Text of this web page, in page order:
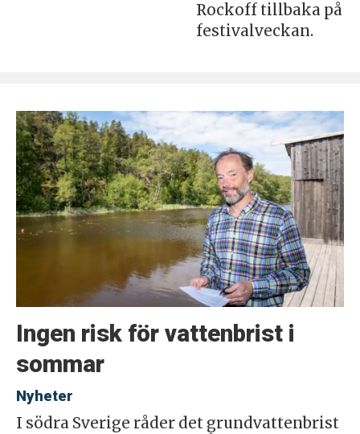
Rockoff tillbaka på
festivalveckan.
Ingen risk för vattenbrist i
sommar
Nyheter
I södra Sverige råder det grundvattenbrist